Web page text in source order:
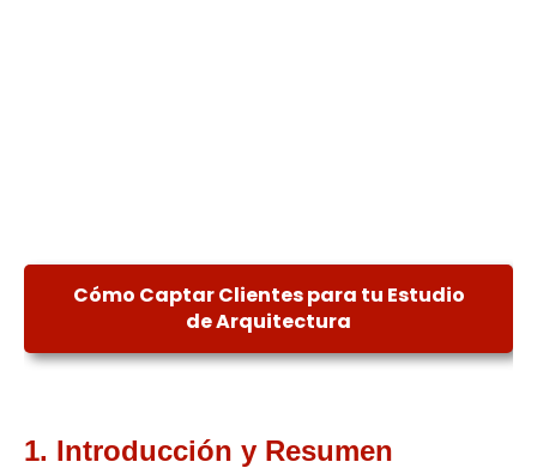
Cómo Captar Clientes para tu Estudio
de Arquitectura
1. Introducción y Resumen